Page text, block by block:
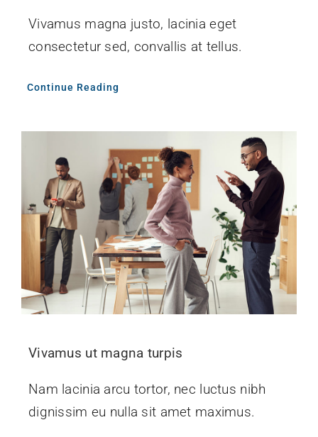
Vivamus magna justo, lacinia eget
consectetur sed, convallis at tellus.
Continue Reading
Vivamus ut magna turpis
Nam lacinia arcu tortor, nec luctus nibh
dignissim eu nulla sit amet maximus.